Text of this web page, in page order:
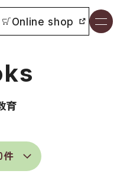
Online shop
す
育